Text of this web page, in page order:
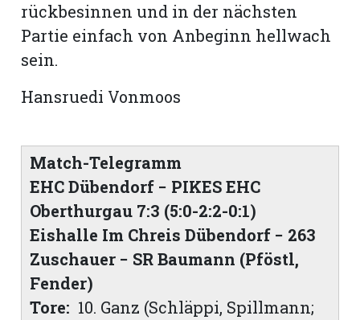
rückbesinnen und in der nächsten
Partie einfach von Anbeginn hellwach
sein.
Hansruedi Vonmoos
Match-Telegramm
EHC Dübendorf − PIKES EHC
Oberthurgau 7:3 (5:0-2:2-0:1)
Eishalle Im Chreis Dübendorf − 263
Zuschauer − SR Baumann (Pföstl,
Fender)
Tore: 10. Ganz (Schläppi, Spillmann;